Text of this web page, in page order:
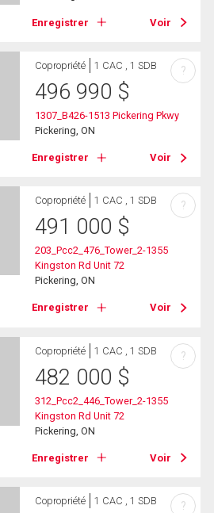
Enregistrer Voir
Copropriété 1 CAC , 1 SDB
496 990 $
1307_B426-1513 Pickering Pkwy
Pickering, ON
Enregistrer Voir
?
Copropriété 1 CAC , 1 SDB
491 000 $
203_Pcc2_476_Tower_2-1355
Kingston Rd Unit 72
Pickering, ON
Enregistrer Voir
?
Copropriété 1 CAC , 1 SDB
482 000 $
312_Pcc2_446_Tower_2-1355
Kingston Rd Unit 72
Pickering, ON
Enregistrer Voir
?
Copropriété 1 CAC , 1 SDB ?